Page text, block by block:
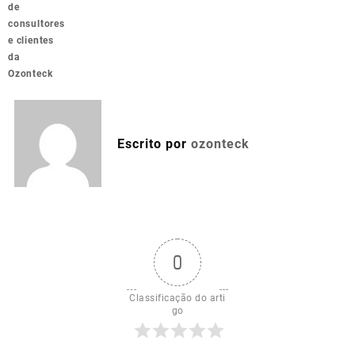
de
consultores
e clientes
da
Ozonteck
Escrito por ozonteck
0
Classificação do arti
go